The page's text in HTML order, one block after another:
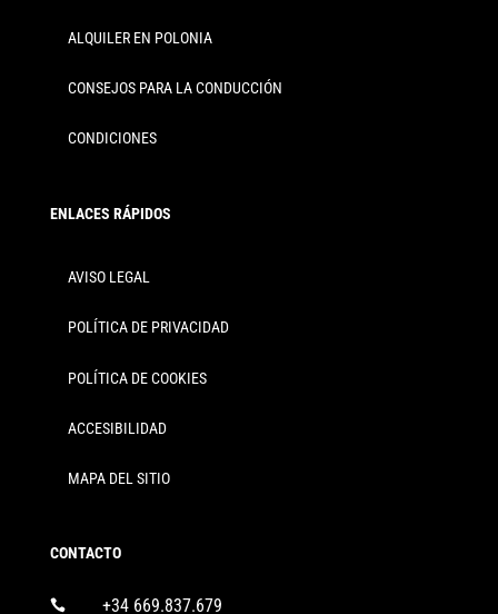
ALQUILER EN POLONIA
CONSEJOS PARA LA CONDUCCIÓN
CONDICIONES
ENLACES RÁPIDOS
AVISO LEGAL
POLÍTICA DE PRIVACIDAD
POLÍTICA DE COOKIES
ACCESIBILIDAD
MAPA DEL SITIO
CONTACTO
 +34 669.837.679